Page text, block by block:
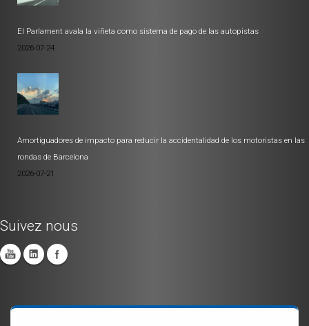
El Parlament avala la viñeta como sistema de pago de las autopistas
2026-07-24
Amortiguadores de impacto para reducir la accidentalidad de los motoristas en las
rondas de Barcelona
2026-07-21
Suivez nous